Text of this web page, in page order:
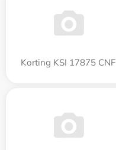
Korting KSI 17875 CNF